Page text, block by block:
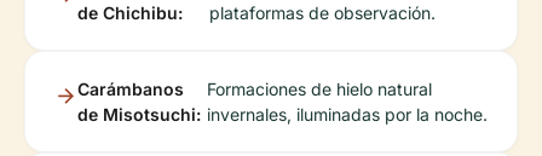
de Chichibu:
plataformas de observación.
Carámbanos
de Misotsuchi:
Formaciones de hielo natural
invernales, iluminadas por la noche.